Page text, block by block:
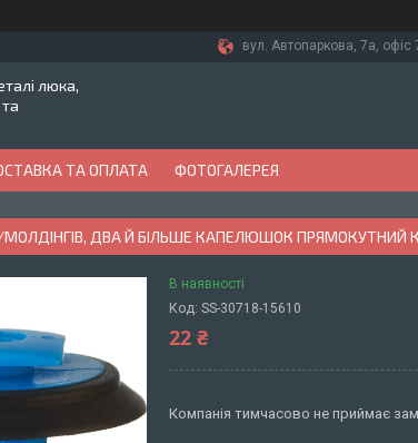
вул. Автопаркова, 7а, офіс
люка,
ТА ОПЛАТА ФОТОГАЛЕРЕЯ
ДВА Й БІЛЬШЕ КАПЕЛЮШОК ПРЯМОКУТНИЙ
В наявності
Код: SS-30718-15610
22 ₴
Компанія тимчасово не приймає